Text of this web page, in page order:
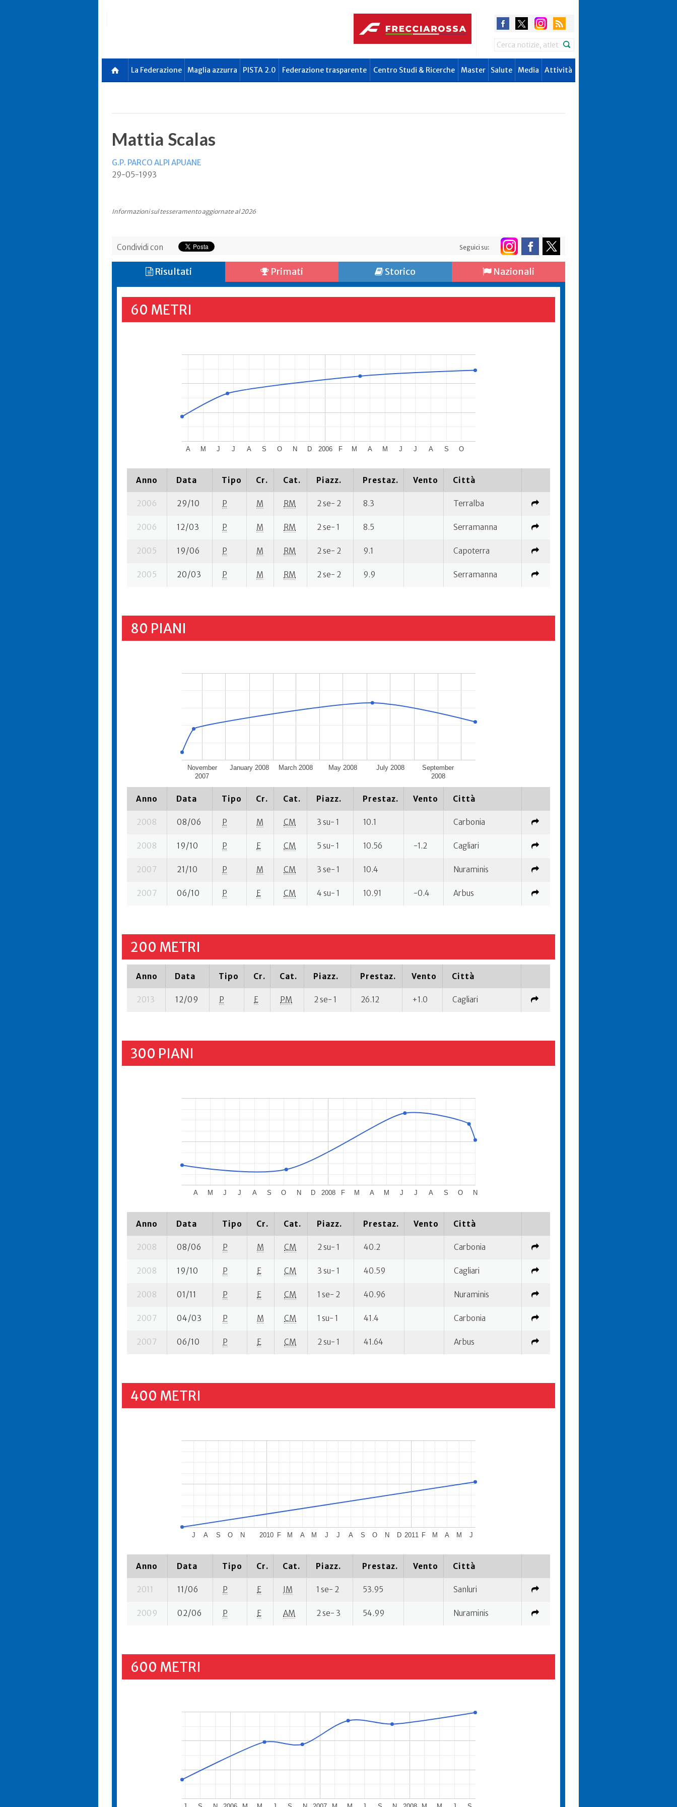
Search
La Federazione Maglia azzurra PISTA 2.0 Federazione trasparente Centro Studi & Ricerche Master Salute Media Attività
Mattia Scalas
G.P. PARCO ALPI APUANE
29-05-1993
Informazioni sul tesseramento aggiornate al 2026
Condividi con Seguici su:
Risultati Primati Storico Nazionali
60 METRI
2006
A M J J A S O N D F M A M J J A S O
Anno Data Tipo Cr. Cat. Piazz. Prestaz. Vento Città
2006 29/10 P M RM 2 se- 2 8.3 Terralba
2006 12/03 P M RM 2 se- 1 8.5 Serramanna
2005 19/06 P M RM 2 se- 2 9.1 Capoterra
2005 20/03 P M RM 2 se- 2 9.9 Serramanna
80 PIANI
November
2007
January 2008 March 2008 May 2008 July 2008
September
2008
Anno Data Tipo Cr. Cat. Piazz. Prestaz. Vento Città
2008 08/06 P M CM 3 su- 1 10.1 Carbonia
2008 19/10 P E CM 5 su- 1 10.56 -1.2 Cagliari
2007 21/10 P M CM 3 se- 1 10.4 Nuraminis
2007 06/10 P E CM 4 su- 1 10.91 -0.4 Arbus
200 METRI
Anno Data Tipo Cr. Cat. Piazz. Prestaz. Vento Città
2013 12/09 P E PM 2 se- 1 26.12 +1.0 Cagliari
300 PIANI
2008
A M J J A S O N D F M A M J J A S O N
Anno Data Tipo Cr. Cat. Piazz. Prestaz. Vento Città
2008 08/06 P M CM 2 su- 1 40.2 Carbonia
2008 19/10 P E CM 3 su- 1 40.59 Cagliari
2008 01/11 P E CM 1 se- 2 40.96 Nuraminis
2007 04/03 P M CM 1 su- 1 41.4 Carbonia
2007 06/10 P E CM 2 su- 1 41.64 Arbus
400 METRI
2010 2011
J A S O N F M A M J J A S O N D F M A M J
Anno Data Tipo Cr. Cat. Piazz. Prestaz. Vento Città
2011 11/06 P E JM 1 se- 2 53.95 Sanluri
2009 02/06 P E AM 2 se- 3 54.99 Nuraminis
600 METRI